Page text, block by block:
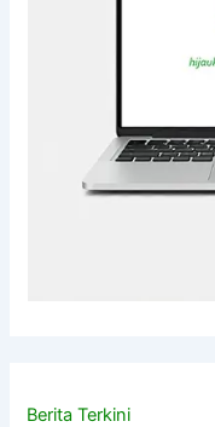
Berita Terkini